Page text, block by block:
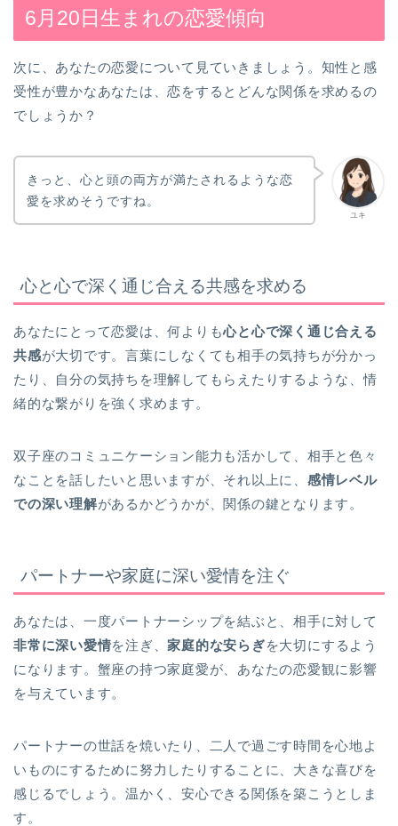
6月20日生まれの恋愛傾向
次に、あなたの恋愛について見ていきましょう。知性と感
受性が豊かなあなたは、恋をするとどんな関係を求めるの
でしょうか？
ユキ
きっと、心と頭の両方が満たされるような恋
愛を求めそうですね。
心と心で深く通じ合える共感を求める
あなたにとって恋愛は、何よりも心と心で深く通じ合える
共感が大切です。言葉にしなくても相手の気持ちが分かっ
たり、自分の気持ちを理解してもらえたりするような、情
緒的な繋がりを強く求めます。
双子座のコミュニケーション能力も活かして、相手と色々
なことを話したいと思いますが、それ以上に、 感情レベル
での深い理解があるかどうかが、関係の鍵となります。
パートナーや家庭に深い愛情を注ぐ
あなたは、一度パートナーシップを結ぶと、相手に対して
非常に深い愛情を注ぎ、家庭的な安らぎを大切にするよう
になります。蟹座の持つ家庭愛が、あなたの恋愛観に影響
を与えています。
パートナーの世話を焼いたり、二人で過ごす時間を心地よ
いものにするために努力したりすることに、大きな喜びを
感じるでしょう。温かく、安心できる関係を築こうとしま
す。